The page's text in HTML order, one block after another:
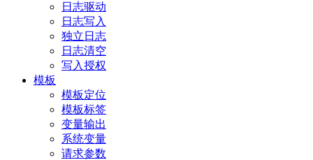
日志驱动
日志写入
独立日志
日志清空
写入授权
模板
模板定位
模板标签
变量输出
系统变量
请求参数